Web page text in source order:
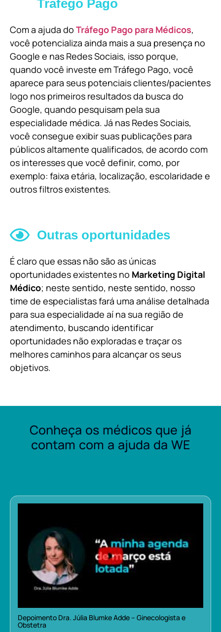
Tráfego Pago
Com a ajuda do Tráfego Pago para Médicos,
você potencializa ainda mais a sua presença no
Google e nas Redes Sociais, isso porque,
quando você investe em Tráfego Pago, você
aparece para seus potenciais clientes/pacientes
logo nos primeiros resultados da busca do
Google, quando pesquisam pela sua
especialidade médica. Já nas Redes Sociais,
você consegue exibir suas publicações para
públicos altamente qualificados, de acordo com
os interesses que você definir, como, por
exemplo: faixa etária, localização, escolaridade e
outros filtros existentes.
Outras oportunidades
É claro que essas não são as únicas
oportunidades existentes no Marketing Digital
Médico; neste sentido, neste sentido, nosso
time de especialistas fará uma análise detalhada
para sua especialidade aí na sua região de
atendimento, buscando identificar
oportunidades não exploradas e traçar os
melhores caminhos para alcançar os seus
objetivos.
Conheça os médicos que já
contam com a ajuda da WE
Depoimento Dra. Júlia Blumke Adde – Ginecologista e
Obstetra